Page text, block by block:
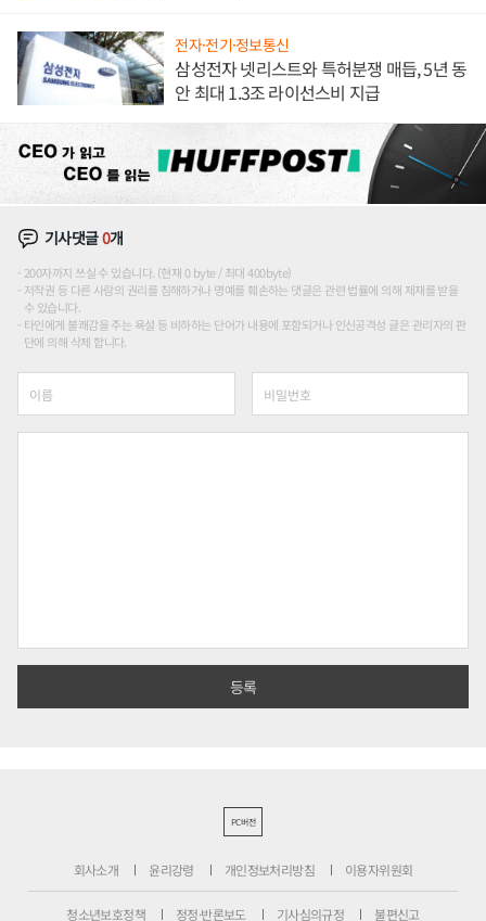
전자·전기·정보통신
삼성전자 넷리스트와 특허분쟁 매듭, 5년 동
안 최대 1.3조 라이선스비 지급
기사댓글0개
200자까지 쓰실 수 있습니다. (현재 0 byte / 최대 400byte)
저작권 등 다른 사람의 권리를 침해하거나 명예를 훼손하는 댓글은 관련 법률에 의해 제재를 받을
수 있습니다.
타인에게 불쾌감을 주는 욕설 등 비하하는 단어가 내용에 포함되거나 인신공격성 글은 관리자의 판
단에 의해 삭제 합니다.
PC버전
회사소개 윤리강령 개인정보처리방침 이용자위원회
청소년보호정책 정정·반론보도 기사심의규정 불편신고